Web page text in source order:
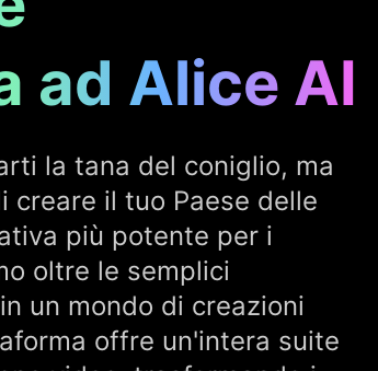
ad Alice AI
la tana del coniglio, ma
creare il tuo Paese delle
più potente per i
oltre le semplici
un mondo di creazioni
offre un'intera suite